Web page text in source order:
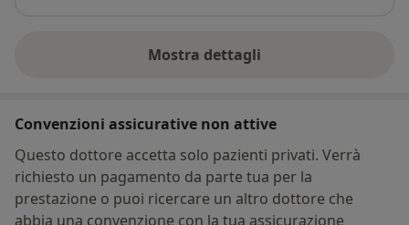
Mostra dettagli
sull'indirizzo
Convenzioni assicurative non attive
Questo dottore accetta solo pazienti privati. Verrà
richiesto un pagamento da parte tua per la
prestazione o puoi ricercare un altro dottore che
abbia una convenzione con la tua assicurazione